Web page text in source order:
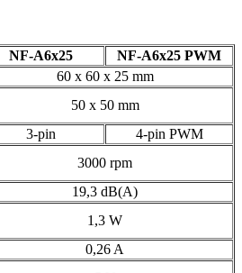
NF-A6x25
NF-A6x25 PWM
60 x 60 x 25 mm
50 x 50 mm
3-pin
4-pin PWM
3000 rpm
19,3 dB(A)
1,3 W
0,26 A